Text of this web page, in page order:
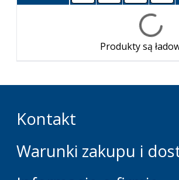
Produkty są
Kontakt
Warunki zakupu i